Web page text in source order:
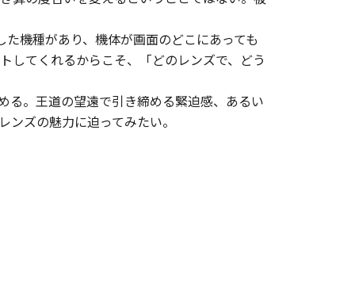
機種があり、機体が画面のどこにあっても
してくれるからこそ、「どのレンズで、どう
る。王道の望遠で引き締める緊迫感、あるい
ズの魅力に迫ってみたい。